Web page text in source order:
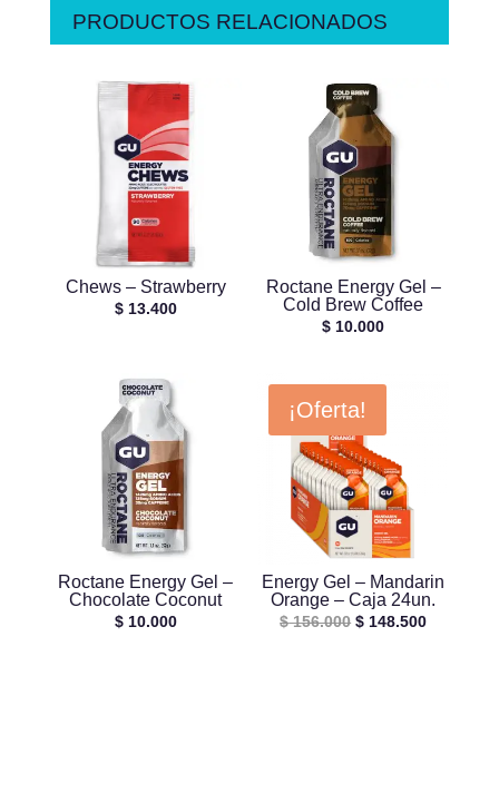
PRODUCTOS RELACIONADOS
Chews – Strawberry
$13.400
Roctane Energy Gel –
Cold Brew Coffee
$ 10.000
Roctane Energy Gel –
Chocolate Coconut
$10.000
¡Oferta!
Energy Gel – Mandarin
Orange – Caja 24un.
$156.000 El
$ 148.500El